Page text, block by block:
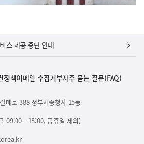
스 제공 중단 안내
정책이메일 수집거부자주 묻는 질문(FAQ)
매로 388 정부세종청사 15동
09:00 - 18:00, 공휴일 제외)